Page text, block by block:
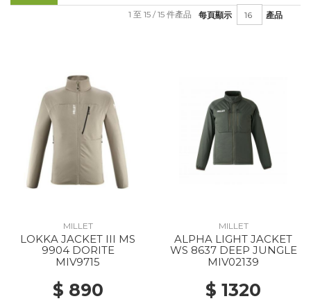
每頁顯示 產品
1 至 15 / 15 件產品
MILLET
LOKKA JACKET III MS
9904 DORITE
MIV9715
$ 890
MILLET
ALPHA LIGHT JACKET
WS 8637 DEEP JUNGLE
MIV02139
$ 1320